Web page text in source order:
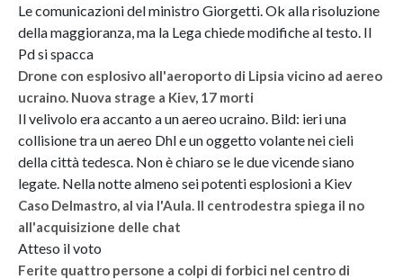
Le comunicazioni del ministro Giorgetti. Ok alla risoluzione
della maggioranza, ma la Lega chiede modifiche al testo. Il
Pd si spacca
Drone con esplosivo all'aeroporto di Lipsia vicino ad aereo
ucraino. Nuova strage a Kiev, 17 morti
Il velivolo era accanto a un aereo ucraino. Bild: ieri una
collisione tra un aereo Dhl e un oggetto volante nei cieli
della città tedesca. Non è chiaro se le due vicende siano
legate. Nella notte almeno sei potenti esplosioni a Kiev
Caso Delmastro, al via l'Aula. Il centrodestra spiega il no
all'acquisizione delle chat
Atteso il voto
Ferite quattro persone a colpi di forbici nel centro di